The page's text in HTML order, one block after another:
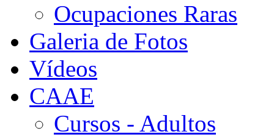
Ocupaciones Raras
Galeria de Fotos
Vídeos
CAAE
Cursos - Adultos